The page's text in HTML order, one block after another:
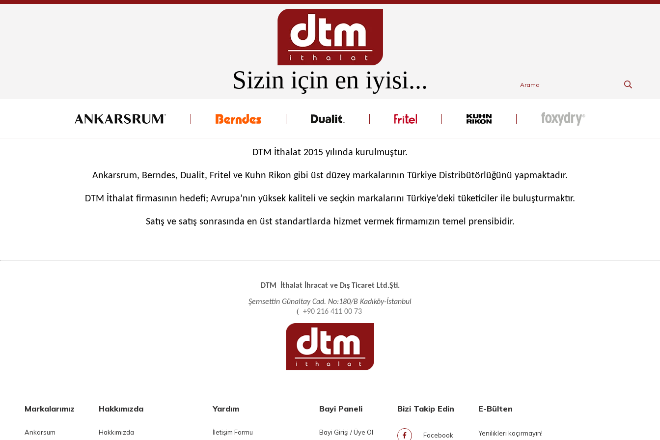
Sizin için en iyisi...
DTM İthalat 2015 yılında kurulmuştur.
Ankarsrum, Berndes, Dualit, Fritel ve Kuhn Rikon gibi üst düzey markalarının Türkiye Distribütörlüğünü yapmaktadır.
DTM İthalat firmasının hedefi; Avrupa’nın yüksek kaliteli ve seçkin markalarını Türkiye’deki tüketiciler ile buluşturmaktır.
Satış ve satış sonrasında en üst standartlarda hizmet vermek firmamızın temel prensibidir.
DTM İthalat İhracat ve Dış Ticaret Ltd.Şti.
Şemsettin Günaltay Cad. No:180/B Kadıköy-İstanbul
( +90 216 411 00 73
Markalarımız
Ankarsum
Hakkımızda
Hakkımızda
Yardım
İletişim Formu
Bayi Paneli
Bayi Girişi / Üye Ol
Bizi Takip Edin
Facebook
E-Bülten
Yenilikleri kaçırmayın!